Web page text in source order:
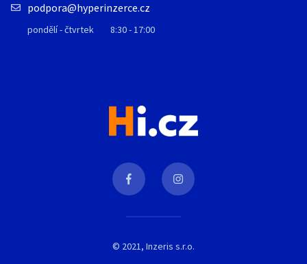
podpora@hyperinzerce.cz
pondělí - čtvrtek 8:30 - 17:00
© 2021, Inzeris s.r.o.